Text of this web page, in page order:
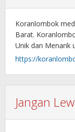
Koranlombok
Barat.
Unik dan Menarik
https://
Jangan